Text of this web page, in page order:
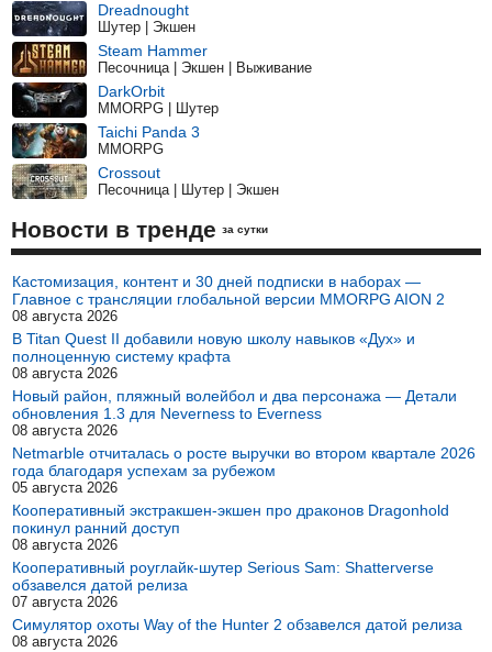
Dreadnought
Шутер | Экшен
Steam Hammer
Песочница | Экшен | Выживание
DarkOrbit
MMORPG | Шутер
Taichi Panda 3
MMORPG
Crossout
Песочница | Шутер | Экшен
Новости в тренде за сутки
Кастомизация, контент и 30 дней подписки в наборах —
Главное с трансляции глобальной версии MMORPG AION 2
08 августа 2026
В Titan Quest II добавили новую школу навыков «Дух» и
полноценную систему крафта
08 августа 2026
Новый район, пляжный волейбол и два персонажа — Детали
обновления 1.3 для Neverness to Everness
08 августа 2026
Netmarble отчиталась о росте выручки во втором квартале 2026
года благодаря успехам за рубежом
05 августа 2026
Кооперативный экстракшен-экшен про драконов Dragonhold
покинул ранний доступ
08 августа 2026
Кооперативный роуглайк-шутер Serious Sam: Shatterverse
обзавелся датой релиза
07 августа 2026
Симулятор охоты Way of the Hunter 2 обзавелся датой релиза
08 августа 2026